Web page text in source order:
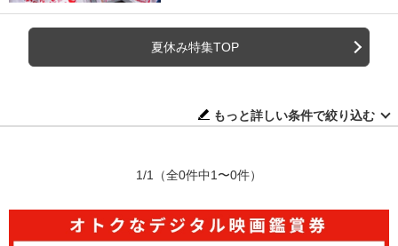
夏休み特集TOP
もっと詳しい条件で絞り込む
1/1 （全0件中1〜0件）